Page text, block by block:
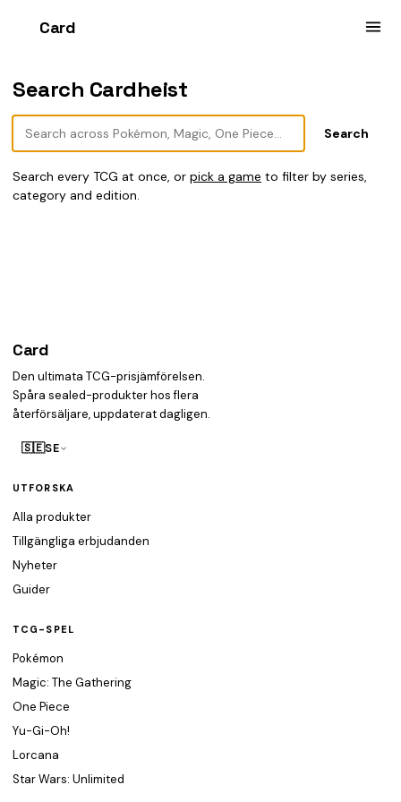
Card
Search Cardheist
Search every TCG at once, or pick a game to filter by series,
category and edition.
Card
Den ultimata TCG-prisjämförelsen.
Spåra sealed-produkter hos flera
återförsäljare, uppdaterat dagligen.
🇸🇪SE
UTFORSKA
Alla produkter
Tillgängliga erbjudanden
Nyheter
Guider
TCG-SPEL
Pokémon
Magic: The Gathering
One Piece
Yu-Gi-Oh!
Lorcana
Star Wars: Unlimited